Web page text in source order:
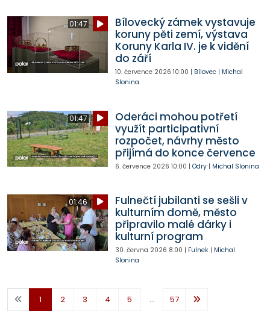
01:47
Bílovecký zámek vystavuje
koruny pěti zemí, výstava
Koruny Karla IV. je k vidění
do září
10. července 2026 10:00 | Bílovec| Michal
Slonina
01:47
Oderáci mohou potřetí
využít participativní
rozpočet, návrhy město
přijímá do konce července
6. července 2026 10:00 | Odry| Michal Slonina
01:46
Fulnečtí jubilanti se sešli v
kulturním domě, město
připravilo malé dárky i
kulturní program
30. června 2026 8:00 | Fulnek| Michal
Slonina
1 2 3 4 5 ... 57